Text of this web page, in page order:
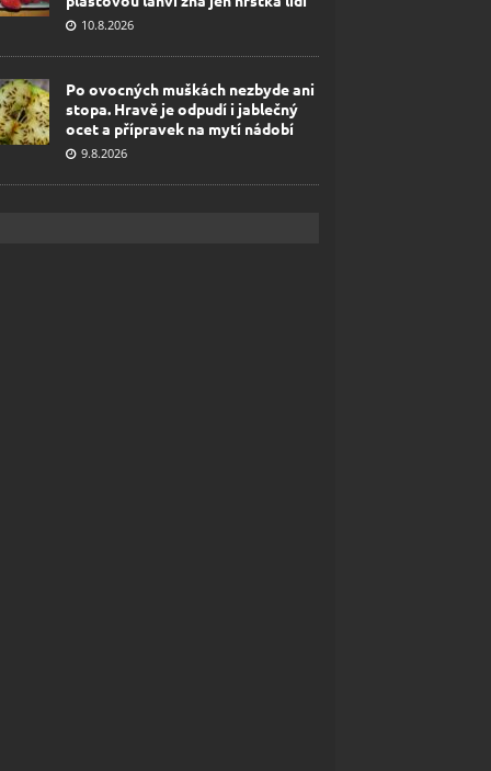
10.8.2026
Po ovocných muškách nezbyde ani
stopa. Hravě je odpudí i jablečný
ocet a přípravek na mytí nádobí
9.8.2026